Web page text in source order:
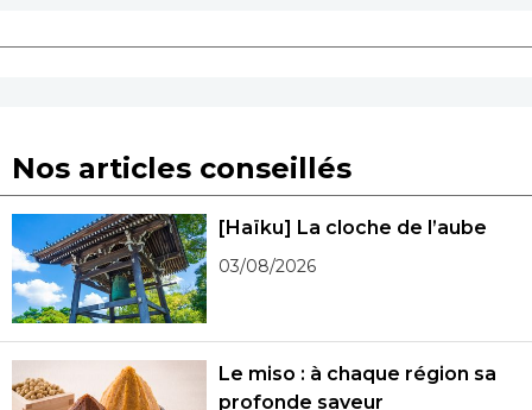
Nos articles conseillés
[Haïku] La cloche de l’aube
03/08/2026
Le miso : à chaque région sa
profonde saveur